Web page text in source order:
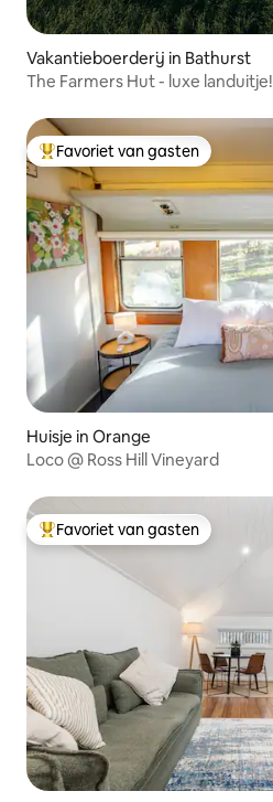
Vakantieboerderij in Bathurst
The Farmers Hut - luxe landuitje!
Topfavoriet van gasten
Favoriet van gasten
Huisje in Orange
Loco @ Ross Hill Vineyard
Topfavoriet van gasten
Favoriet van gasten